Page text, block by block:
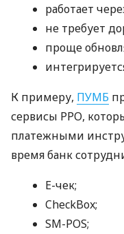
работает
не требует
проще
К примеру, ПУМБ
сервисы РРО,
платежными
время банк
E-чек;
CheckBox;
SM-POS;